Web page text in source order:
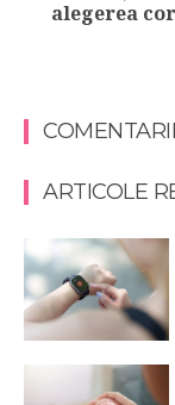
alegerea
COMENTARII
ARTICOLE